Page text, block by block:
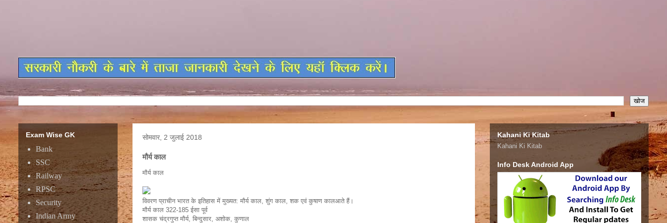
सोमवार, 2 जुलाई 2018
मौर्य काल
मौर्य काल
विवरण प्राचीन भारत के इतिहास में मुख्यत: मौर्य काल, शुंग काल, शक एवं कुषाण कालआते हैं।
मौर्य काल 322-185 ईसा पूर्व
शासक चंद्रगुप्त मौर्य, बिन्दुसार, अशोक, कुणाल
Exam Wise GK
Bank
SSC
Railway
RPSC
Security
Indian Army
Kahani Ki Kitab
Kahani Ki Kitab
Info Desk Android App